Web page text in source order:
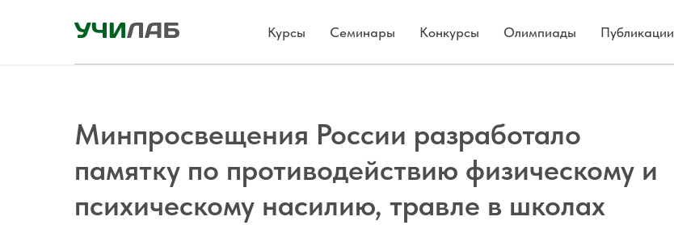
Курсы Семинары Конкурсы Олимпиады Публикации
Минпросвещения России разработало
памятку по противодействию физическому и
психическому насилию, травле в школах